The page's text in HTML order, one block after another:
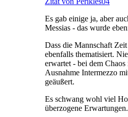
Es gab einige ja, aber
Messias - das wurde
Dass die Mannschaft
ebenfalls thematisiert.
erwartet - bei dem
Ausnahme Intermezzo
geäußert.
Es schwang wohl viel
überzogene Erwartungen.